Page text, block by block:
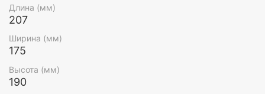
Длина (мм)
207
Ширина (мм)
175
Высота (мм)
190